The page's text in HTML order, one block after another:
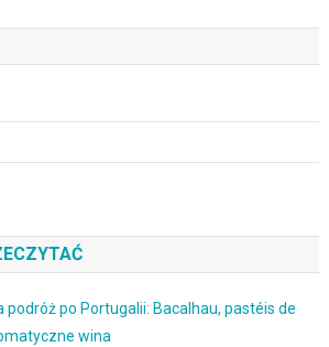
podróż po Portugalii: Bacalhau, pastéis de
wina